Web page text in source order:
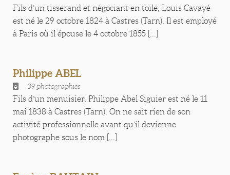
Fils d’un tisserand et négociant en toile, Louis Cavayé
est né le 29 octobre 1824 à Castres (Tarn). Il est employé
à Paris où il épouse le 4 octobre 1855 [...]
Philippe ABEL
39 photographies
Fils d’un menuisier, Philippe Abel Siguier est né le 11
mai 1838 à Castres (Tarn). On ne sait rien de son
activité professionnelle avant qu’il devienne
photographe sous le nom [...]